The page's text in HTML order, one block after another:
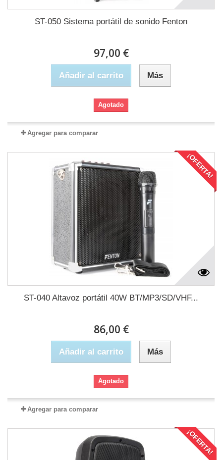
ST-050 Sistema portátil de sonido Fenton
97,00 €
Añadir al carrito Más
Agotado
Agregar para comparar
¡OFERTA!
ST-040 Altavoz portátil 40W BT/MP3/SD/VHF...
86,00 €
Añadir al carrito Más
Agotado
Agregar para comparar
¡OFERTA!